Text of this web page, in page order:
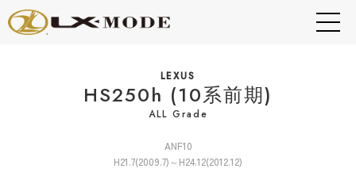
LEXUS
HS250h (10系前期)
ALL Grade
ANF10
H21.7(2009.7)～H24.12(2012.12)